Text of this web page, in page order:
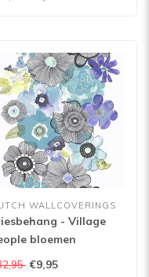
WALLCOVERINGS
- Village
bloemen
paars/zwart -
€9,95